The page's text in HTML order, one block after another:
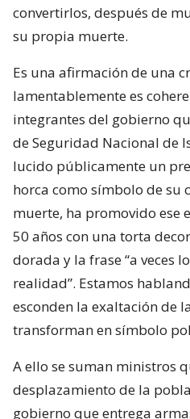
convertirlos, después de
su propia muerte.
Es una afirmación de una
lamentablemente es
integrantes del gobierno
de Seguridad Nacional de
lucido públicamente un
horca como símbolo de su
muerte, ha promovido ese
50 años con una torta
dorada y la frase “a veces
realidad”. Estamos
esconden la exaltación de
transforman en símbolo
A ello se suman ministros
desplazamiento de la
gobierno que entrega